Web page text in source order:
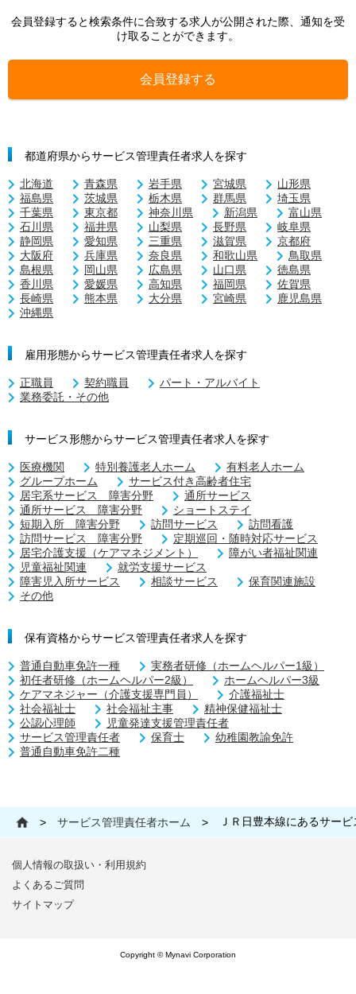
会員登録すると検索条件に合致する求人が公開された際、通知を受
け取ることができます。
会員登録する
都道府県からサービス管理責任者求人を探す
北海道 青森県 岩手県 宮城県
山形県
福島県
茨城県 栃木県 群馬県
埼玉県
千葉県
東京都 神奈川県 新潟県
富山県
石川県
福井県 山梨県 長野県
岐阜県
静岡県
愛知県 三重県 滋賀県
京都府
大阪府
兵庫県 奈良県 和歌山県
鳥取県
島根県
岡山県 広島県 山口県
徳島県
香川県
愛媛県 高知県 福岡県
佐賀県
長崎県
熊本県 大分県 宮崎県
鹿児島県
沖縄県
雇用形態からサービス管理責任者求人を探す
正職員 契約職員
パート・アルバイト
業務委託・その他
サービス形態からサービス管理責任者求人を探す
医療機関 特別養護老人ホーム
有料老人ホーム
グループホーム
サービス付き高齢者住宅
居宅系サービス 障害分野
通所サービス
通所サービス 障害分野
ショートステイ
短期入所 障害分野
訪問サービス
訪問看護
訪問サービス 障害分野
定期巡回・随時対応サービス
居宅介護支援（ケアマネジメント）
障がい者福祉関連
児童福祉関連
就労支援サービス
障害児入所サービス
相談サービス
保育関連施設
その他
保有資格からサービス管理責任者求人を探す
普通自動車免許一種
実務者研修（ホームヘルパー1級）
初任者研修（ホームヘルパー2級）
ホームヘルパー3級
ケアマネジャー（介護支援専門員）
介護福祉士
社会福祉士
社会福祉主事
精神保健福祉士
公認心理師
児童発達支援管理責任者
サービス管理責任者
保育士
幼稚園教諭免許
普通自動車免許二種
> サービス管理責任者ホーム > ＪＲ日豊本線にあるサー
個人情報の取扱い・利用規約
よくあるご質問
サイトマップ
Copyright © Mynavi Corporation